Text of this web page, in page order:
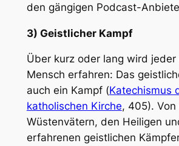
den gängigen Podcast-
3) Geistlicher Kampf
Über kurz oder lang wird jeder
Mensch erfahren: Das
auch ein Kampf (Katechismus
katholischen Kirche, 405). Von
Wüstenvätern, den Heiligen
erfahrenen geistlichen